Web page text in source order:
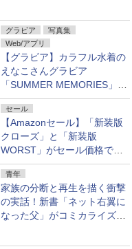
グラビア
写真集
Web/アプリ
【グラビア】カラフル水着の
えなこさんグラビア
「SUMMER MEMORIES」を
ヤングアニマルWebで公開中
セール
【Amazonセール】「新装版
クローズ」と「新装版
WORST」がセール価格で販
売中！
青年
家族の分断と再生を描く衝撃
の実話！新書「ネット右翼に
なった父」がコミカライズ。